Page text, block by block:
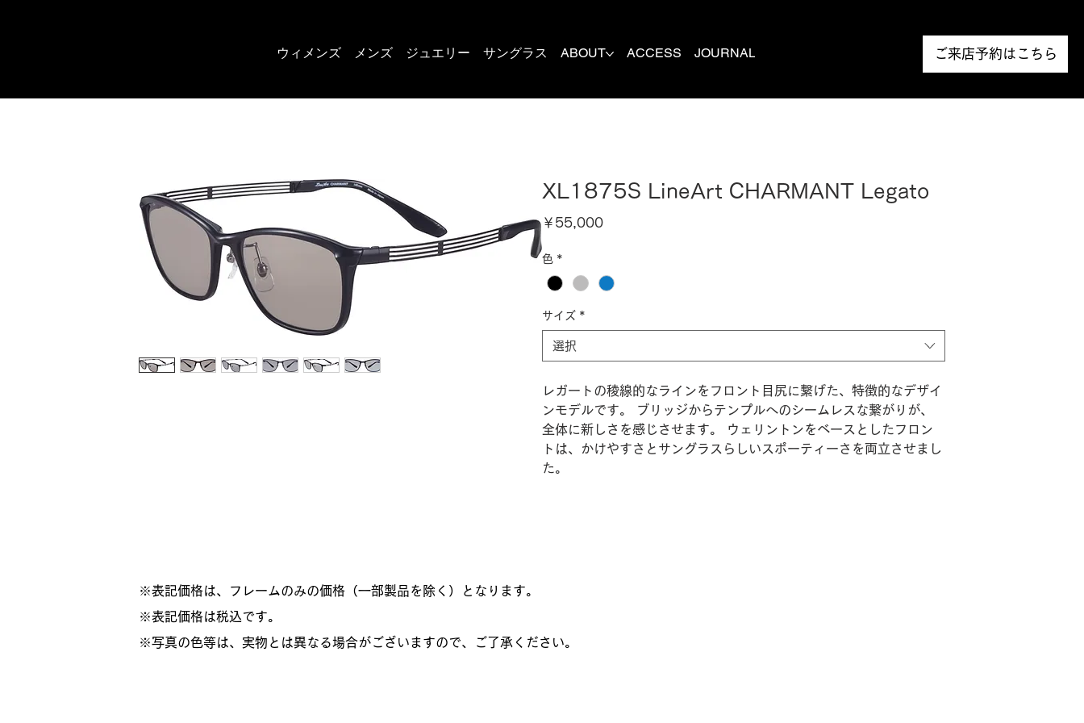
ウィメンズ メンズ ジュエリー サングラス ABOUT ACCESS JOURNAL ご来店予約はこちら
XL1875S LineArt CHARMANT Legato
￥55,000価
色 *
サイズ *
選択
レガートの稜線的なラインをフロント目尻に繋げた、特徴的なデザイ
ンモデルです。 ブリッジからテンプルへのシームレスな繋がりが、
全体に新しさを感じさせます。 ウェリントンをベースとしたフロン
トは、かけやすさとサングラスらしいスポーティーさを両立させまし
た。
※表記価格は、フレームのみの価格（一部製品を除く）となります。
​※表記価格は税込です。
※写真の色等は、実物とは異なる場合がございますので、ご了承ください。